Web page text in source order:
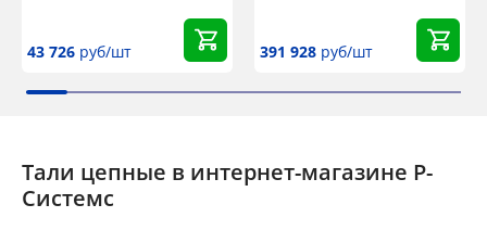
43 726 руб/шт 391 928 руб/шт
Тали цепные в интернет-магазине Р-
Системс